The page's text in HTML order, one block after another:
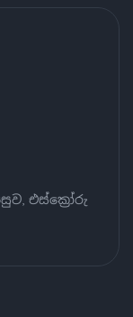
එස්ක්‍රෝරු